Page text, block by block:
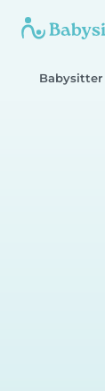
Babysitter